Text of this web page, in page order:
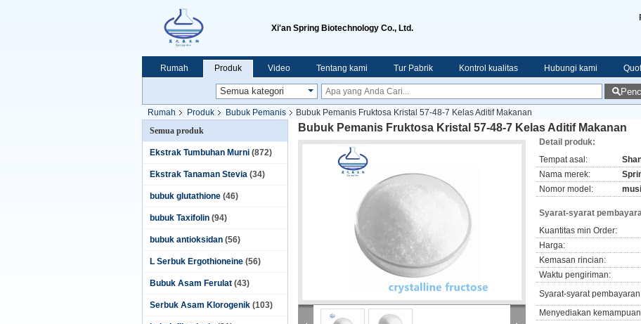
Xi'an Spring Biotechnology Co., Ltd.
Rumah Produk Video Tentang kami Tur Pabrik Kontrol kualitas Hubungi kami
Rumah Produk Bubuk Pemanis
Bubuk Pemanis Fruktosa Kristal 57-48-7 Kelas Aditif Makanan
Semua produk
Ekstrak Tumbuhan Murni (872)
Ekstrak Tanaman Stevia (34)
bubuk glutathione (46)
bubuk Taxifolin (94)
bubuk antioksidan (56)
L Serbuk Ergothioneine (56)
Bubuk Asam Ferulat (43)
Serbuk Asam Klorogenik (103)
Bubuk Pemanis Fruktosa Kristal 57-48-7 Kelas Aditif Makanan
Detail produk:
Tempat asal:
Nama merek:
Nomor model:
Syarat-syarat
Kuantitas min Order:
Harga:
Kemasan rincian:
Waktu pengiriman:
Syarat-syarat
Menyediakan